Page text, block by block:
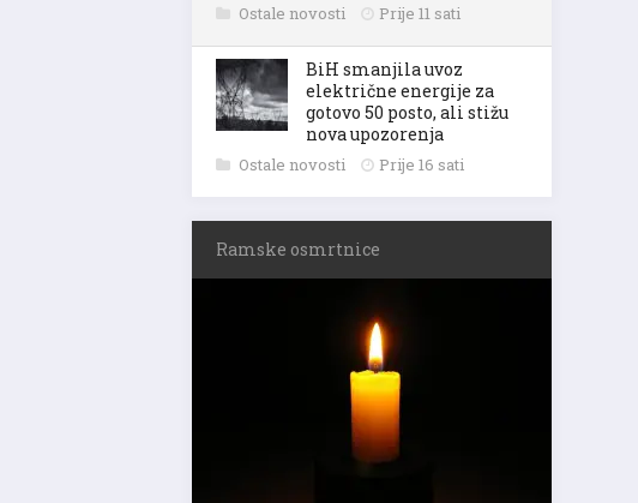
Ostale novosti Prije 11 sati
BiH smanjila uvoz
električne energije za
gotovo 50 posto, ali stižu
nova upozorenja
Ostale novosti Prije 16 sati
Ramske osmrtnice